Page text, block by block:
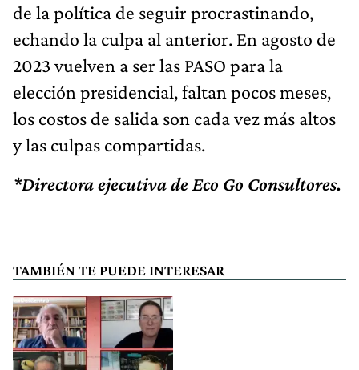
de la política de seguir procrastinando,
echando la culpa al anterior. En agosto de
2023 vuelven a ser las PASO para la
elección presidencial, faltan pocos meses,
los costos de salida son cada vez más altos
y las culpas compartidas.
*Directora ejecutiva de Eco Go Consultores.
TAMBIÉN TE PUEDE INTERESAR